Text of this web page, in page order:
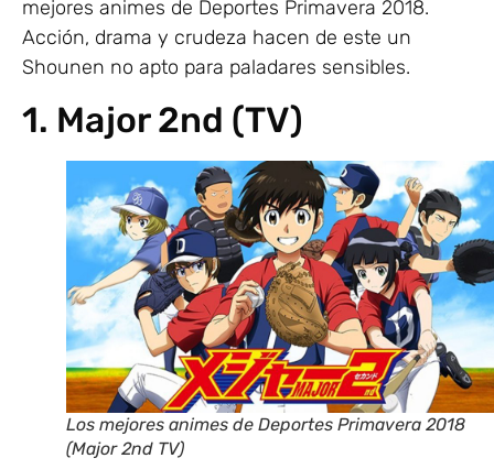
mejores animes de Deportes Primavera 2018.
Acción, drama y crudeza hacen de este un
Shounen no apto para paladares sensibles.
1. Major 2nd (TV)
Los mejores animes de Deportes Primavera 2018
(Major 2nd TV)